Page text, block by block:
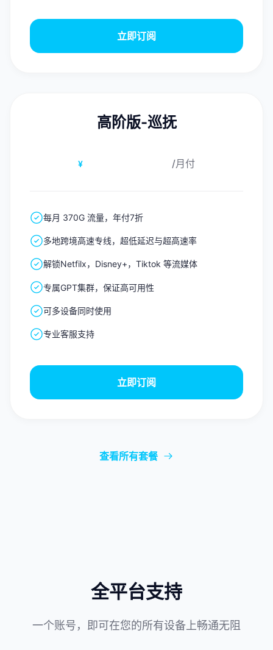
立即订阅
高阶版-巡抚
¥ /月付
每月 370G 流量，年付7折
多地跨境高速专线，超低延迟与超高速率
解锁Netfilx，Disney+，Tiktok 等流媒体
专属GPT集群，保证高可用性
可多设备同时使用
专业客服支持
立即订阅
查看所有套餐
全平台支持
一个账号，即可在您的所有设备上畅通无阻